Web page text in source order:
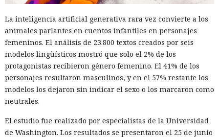
La inteligencia artificial generativa rara vez convierte a los
animales parlantes en cuentos infantiles en personajes
femeninos. El análisis de 23.800 textos creados por seis
modelos lingüísticos mostró que solo el 2% de los
protagonistas recibieron género femenino. El 41% de los
personajes resultaron masculinos, y en el 57% restante los
modelos los dejaron sin indicar el sexo o los marcaron como
neutrales.
El estudio fue realizado por especialistas de la Universidad
de Washington. Los resultados se presentaron el 25 de junio